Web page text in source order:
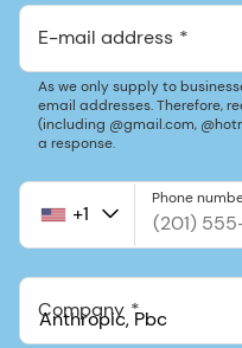
E-mail address
As we only supply to
email addresses. Therefore,
(including @gmail.com,
a response.
United
+1
Phone
Company